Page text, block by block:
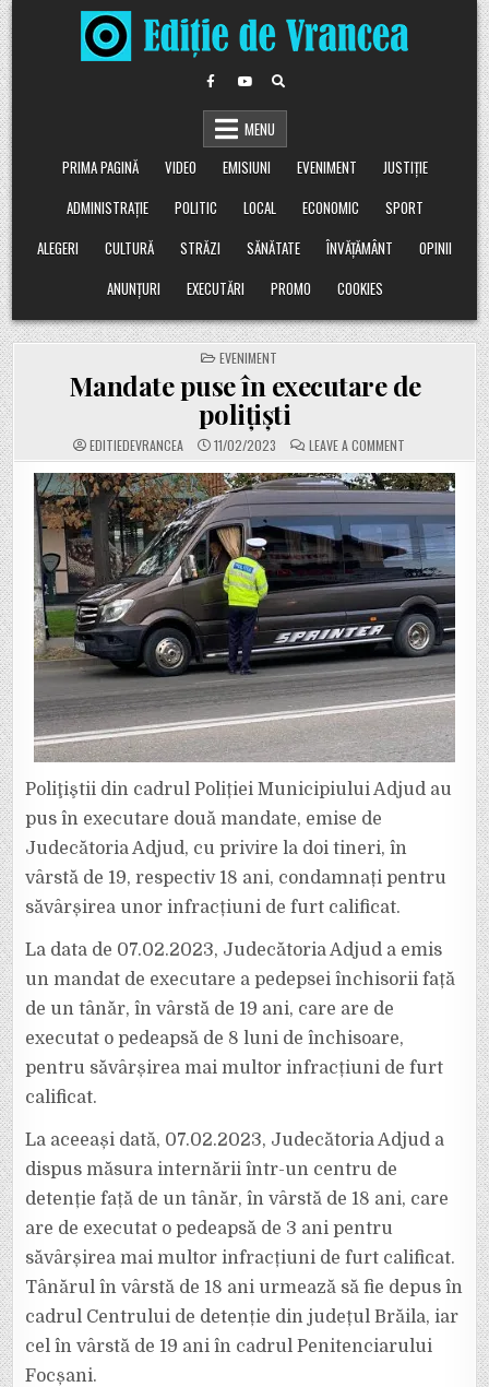
Skip
to
content
MENU
PRIMA PAGINĂ
VIDEO EMISIUNI EVENIMENT
JUSTIȚIE
ADMINISTRAȚIE
POLITIC LOCAL ECONOMIC
SPORT
ALEGERI
CULTURĂ STRĂZI SĂNĂTATE ÎNVĂȚĂMÂNT
OPINII
ANUNȚURI
EXECUTĂRI PROMO COOKIES
POSTED
IN
EVENIMENT
Mandate puse în executare de
polițiști
EDITIEDEVRANCEA 11/02/2023 LEAVE A COMMENT
MANDATE
PUSE
ÎN
EXECUTARE
DE
POLIȚIȘTI
Poliţiştii din cadrul Poliției Municipiului Adjud au
pus în executare două mandate, emise de
Judecătoria Adjud, cu privire la doi tineri, în
vârstă de 19, respectiv 18 ani, condamnați pentru
săvârșirea unor infracțiuni de furt calificat.
La data de 07.02.2023, Judecătoria Adjud a emis
un mandat de executare a pedepsei închisorii față
de un tânăr, în vârstă de 19 ani, care are de
executat o pedeapsă de 8 luni de închisoare,
pentru săvârșirea mai multor infracțiuni de furt
calificat.
La aceeași dată, 07.02.2023, Judecătoria Adjud a
dispus măsura internării într-un centru de
detenție față de un tânăr, în vârstă de 18 ani, care
are de executat o pedeapsă de 3 ani pentru
săvârșirea mai multor infracțiuni de furt calificat.
Tânărul în vârstă de 18 ani urmează să fie depus în
cadrul Centrului de detenție din județul Brăila, iar
cel în vârstă de 19 ani în cadrul Penitenciarului
Focșani.